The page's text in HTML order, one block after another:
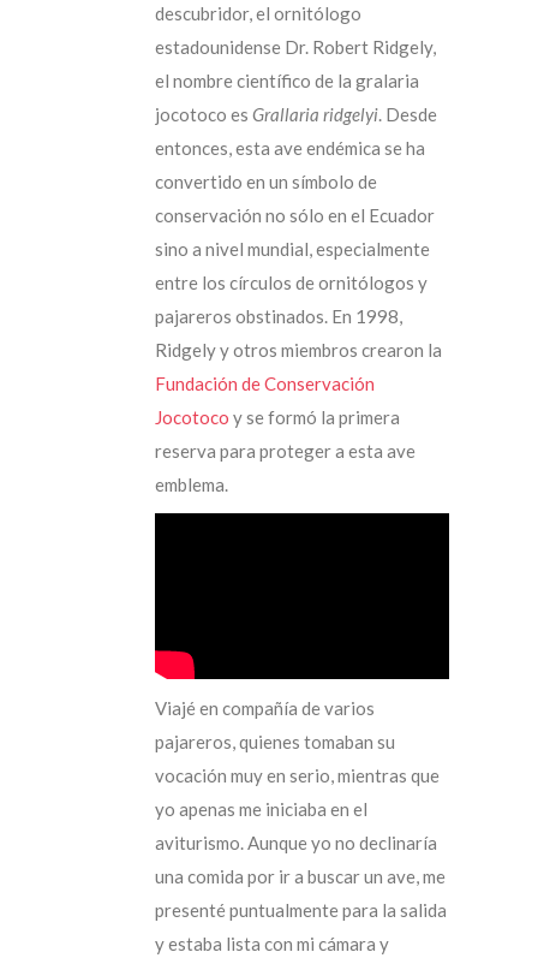
descubridor, el ornitólogo
estadounidense Dr. Robert Ridgely,
el nombre científico de la gralaria
jocotoco es Grallaria ridgelyi. Desde
entonces, esta ave endémica se ha
convertido en un símbolo de
conservación no sólo en el Ecuador
sino a nivel mundial, especialmente
entre los círculos de ornitólogos y
pajareros obstinados. En 1998,
Ridgely y otros miembros crearon la
Fundación de Conservación
Jocotoco y se formó la primera
reserva para proteger a esta ave
emblema.
Viajé en compañía de varios
pajareros, quienes tomaban su
vocación muy en serio, mientras que
yo apenas me iniciaba en el
aviturismo. Aunque yo no declinaría
una comida por ir a buscar un ave, me
presenté puntualmente para la salida
y estaba lista con mi cámara y